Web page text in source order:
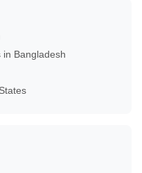
Bangladesh